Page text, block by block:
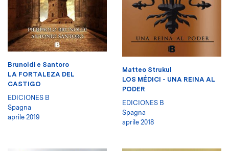
Brunoldi e Santoro
LA FORTALEZA DEL
CASTIGO
EDICIONES B
Spagna
aprile 2019
Matteo Strukul
LOS MÉDICI - UNA REINA AL
PODER
EDICIONES B
Spagna
aprile 2018